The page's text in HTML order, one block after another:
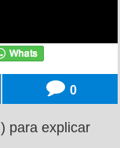
0
para explicar